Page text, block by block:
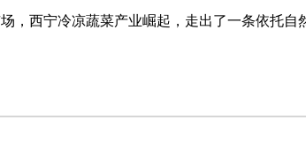
西宁冷凉蔬菜产业崛起，走出了一条依托自